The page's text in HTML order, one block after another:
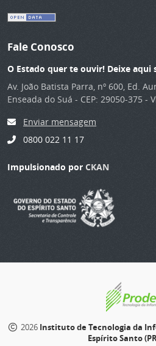
Fale Conosco
O Estado quer te ouvir! Deixe aqui
Av. João Batista Parra, nº 600, Ed.
Enseada do Suá - CEP: 29050-375 -
Enviar mensagem
0800 022 11 17
Impulsionado por CKAN
2026 Instituto de Tecnologia da
Espírito Santo